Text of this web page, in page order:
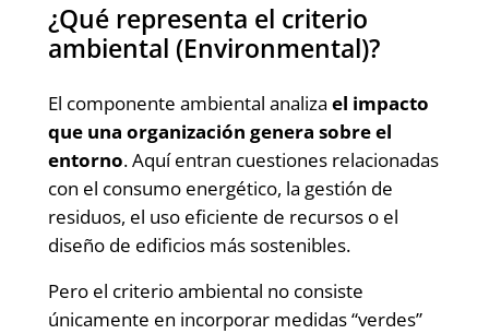
¿Qué representa el criterio
ambiental (Environmental)?
El componente ambiental analiza el impacto
que una organización genera sobre el
entorno. Aquí entran cuestiones relacionadas
con el consumo energético, la gestión de
residuos, el uso eficiente de recursos o el
diseño de edificios más sostenibles.
Pero el criterio ambiental no consiste
únicamente en incorporar medidas “verdes”